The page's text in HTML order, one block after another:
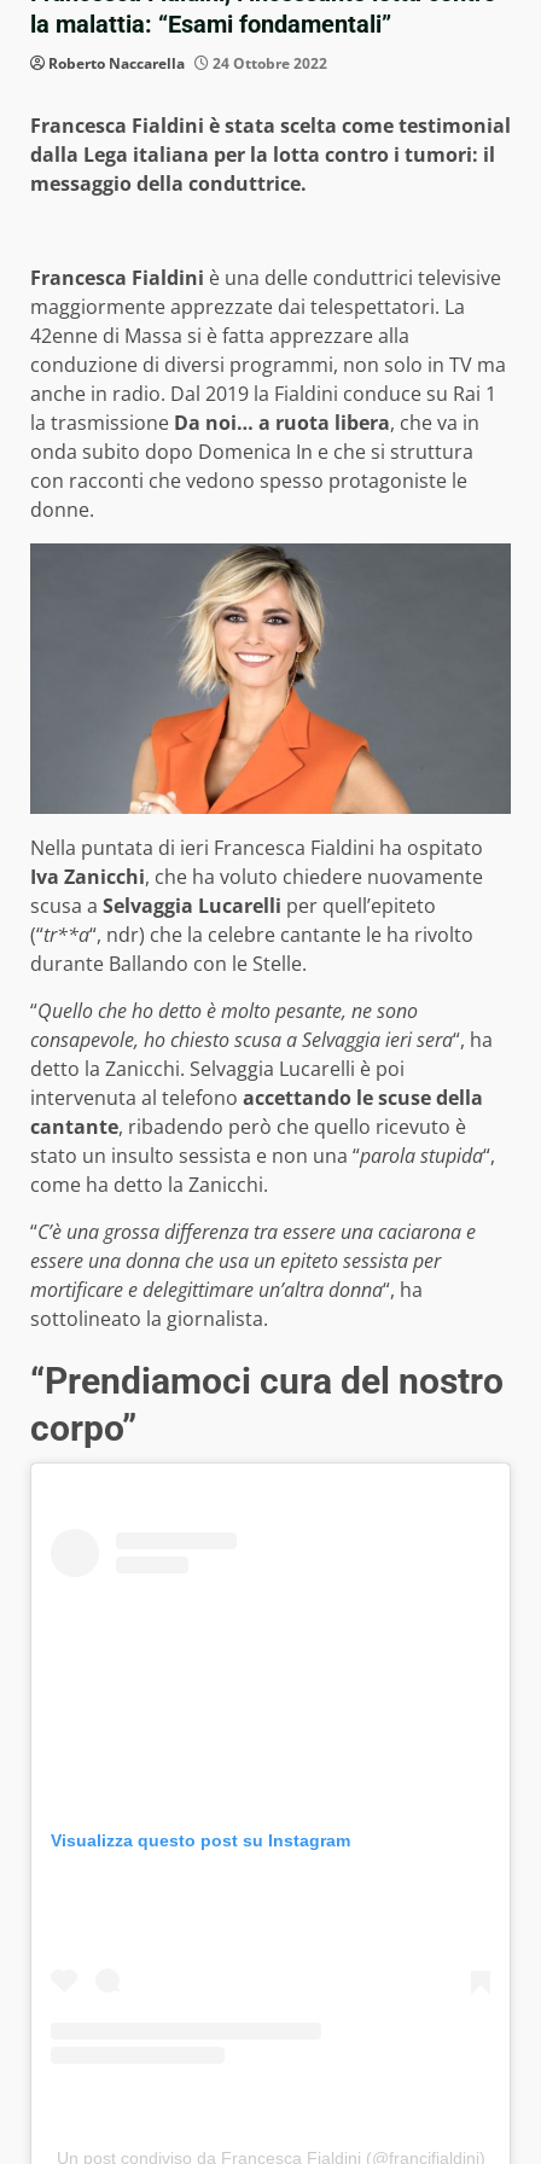
la malattia: “Esami fondamentali”
Roberto Naccarella 24 Ottobre 2022
Francesca Fialdini è stata scelta come testimonial
dalla Lega italiana per la lotta contro i tumori: il
messaggio della conduttrice.
Francesca Fialdini è una delle conduttrici televisive
maggiormente apprezzate dai telespettatori. La
42enne di Massa si è fatta apprezzare alla
conduzione di diversi programmi, non solo in TV ma
anche in radio. Dal 2019 la Fialdini conduce su Rai 1
la trasmissione Da noi… a ruota libera, che va in
onda subito dopo Domenica In e che si struttura
con racconti che vedono spesso protagoniste le
donne.
Nella puntata di ieri Francesca Fialdini ha ospitato
Iva Zanicchi, che ha voluto chiedere nuovamente
scusa a Selvaggia Lucarelli per quell’epiteto
(“tr**a“, ndr) che la celebre cantante le ha rivolto
durante Ballando con le Stelle.
“Quello che ho detto è molto pesante, ne sono
consapevole, ho chiesto scusa a Selvaggia ieri sera“, ha
detto la Zanicchi. Selvaggia Lucarelli è poi
intervenuta al telefono accettando le scuse della
cantante, ribadendo però che quello ricevuto è
stato un insulto sessista e non una “parola stupida“,
come ha detto la Zanicchi.
“C’è una grossa differenza tra essere una caciarona e
essere una donna che usa un epiteto sessista per
mortificare e delegittimare un’altra donna“, ha
sottolineato la giornalista.
“Prendiamoci cura del nostro
corpo”
Visualizza questo post su Instagram
Un post condiviso da Francesca Fialdini (@francifialdini)